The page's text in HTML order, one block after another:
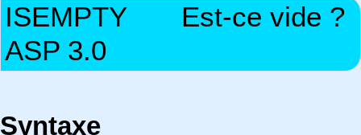
ISEMPTY
Est-ce vide ?
ASP 3.0
Syntaxe